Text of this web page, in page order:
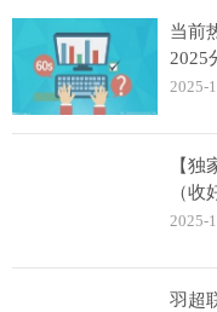
当前
2025
析师
2025-
【
（收
2025-
羽超